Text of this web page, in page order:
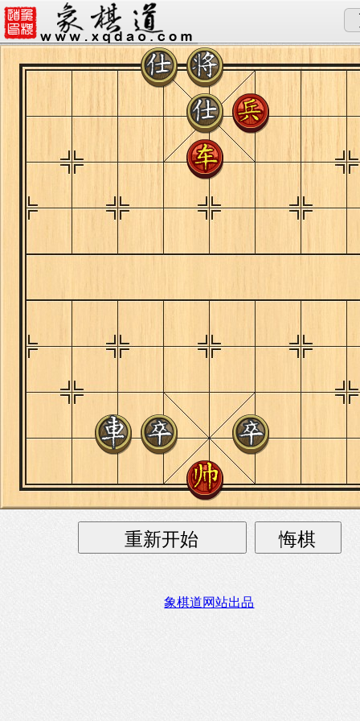
象棋道网站出品